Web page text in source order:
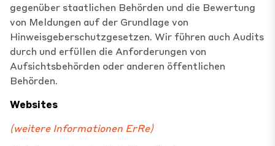
gegenüber staatlichen Behörden und die Bewertung
von Meldungen auf der Grundlage von
Hinweisgeberschutzgesetzen. Wir führen auch Audits
durch und erfüllen die Anforderungen von
Aufsichtsbehörden oder anderen öffentlichen
Behörden.
Websites
(weitere Informationen ErRe)